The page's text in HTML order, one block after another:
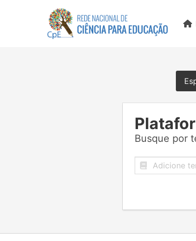
Busque por